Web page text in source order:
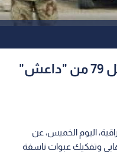
الدفاع العراقية تعلن مقتل 79 من "داعش"
اليوم الخميس، عن
وتفكيك عبوات ناسفة